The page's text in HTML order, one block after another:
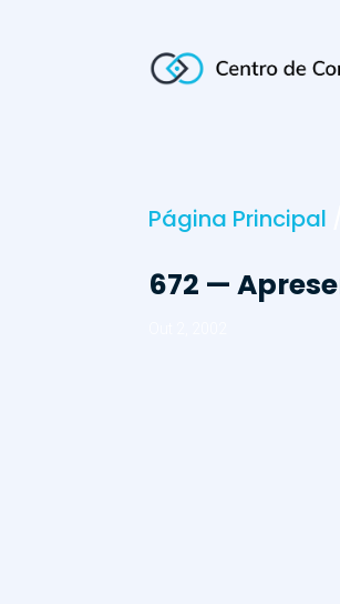
Página Principal
672 —